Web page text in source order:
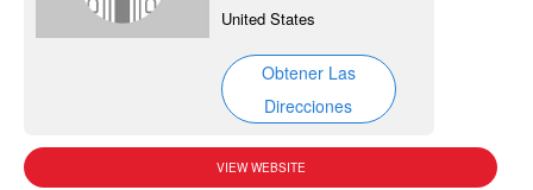
United States
Obtener Las
Direcciones
VIEW WEBSITE